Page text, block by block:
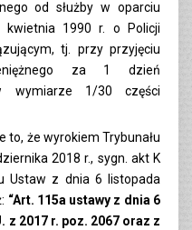
od służby w oparciu
1990 r. o Policji
tj. przy przyjęciu
za 1 dzień
wymiarze 1/30 części
to, że wyrokiem Trybunału
2018 r., sygn. akt K
Ustaw z dnia 6 listopada
“Art. 115a ustawy z dnia 6
z 2017 r. poz. 2067 oraz z